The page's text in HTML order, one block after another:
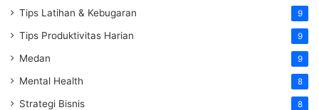
Tips Latihan & Kebugaran 9
Tips Produktivitas Harian 9
Medan 9
Mental Health 8
Strategi Bisnis 8